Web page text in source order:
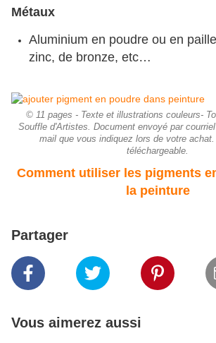
Métaux
Aluminium en poudre ou en
zinc, de bronze, etc…
© 11 pages - Texte et illustrations couleurs-
Souffle d'Artistes. Document envoyé par
mail que vous indiquez lors de votre
téléchargeable.
Comment utiliser les pigments
la peinture
Partager
Vous aimerez aussi